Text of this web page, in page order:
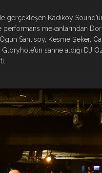
gerçekleşen Kadıköy
performans mekanlarından
Ogün Sanlısoy, Kesme Şeker,
sahne aldığı DJ